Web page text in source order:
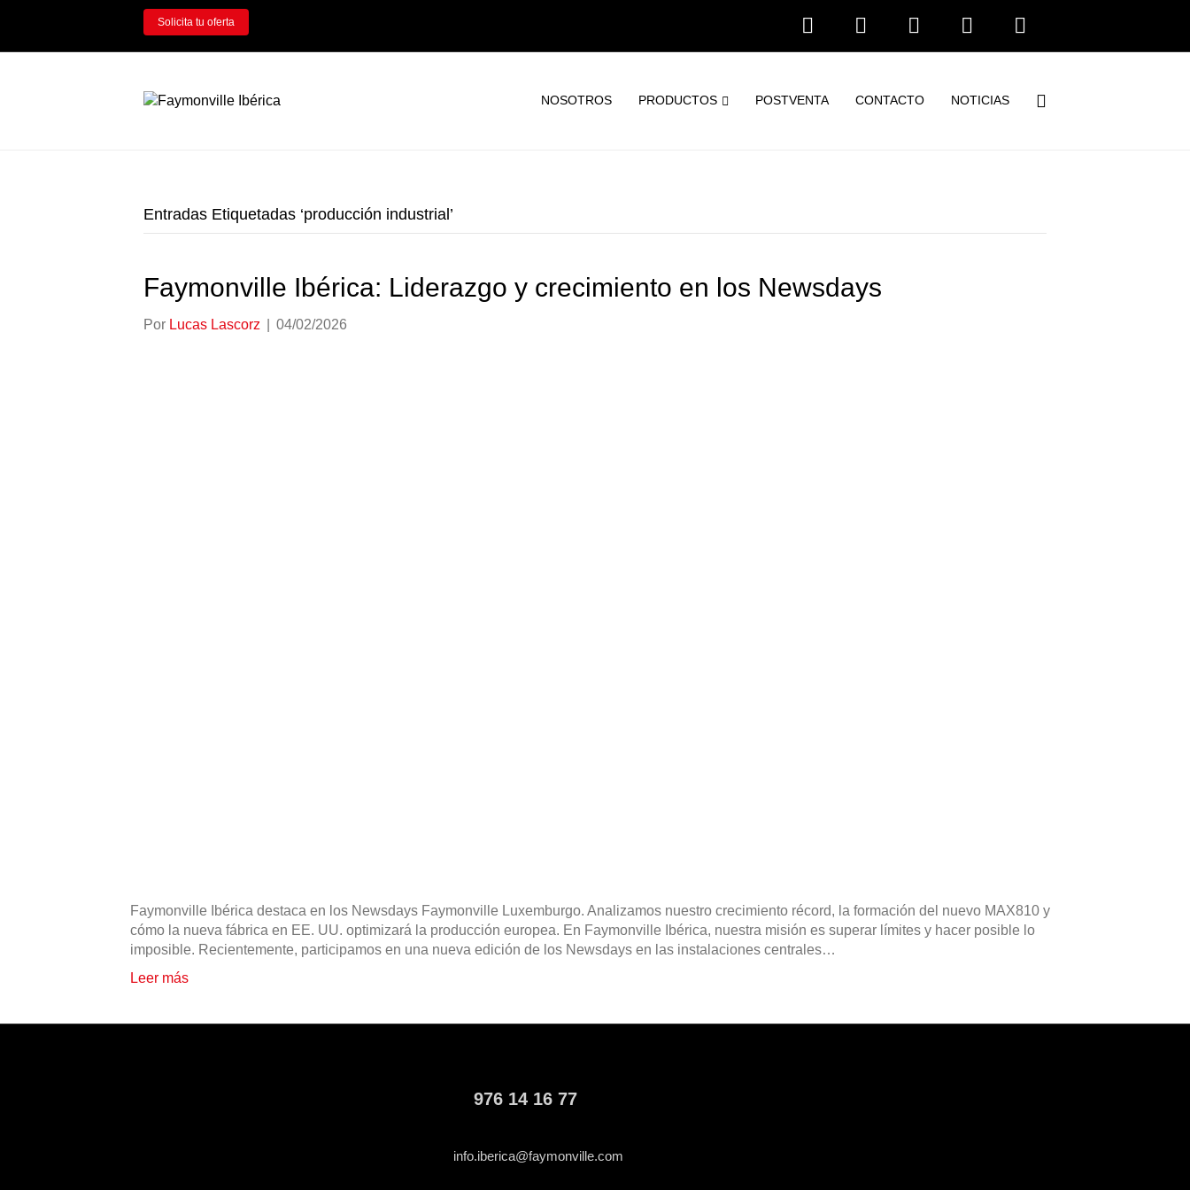
Solicita tu oferta FacebookLinkedinYoutubeInstagram
NOSOTROS PRODUCTOS POSTVENTA CONTACTO NOTICIAS
Entradas Etiquetadas ‘producción industrial’
Faymonville Ibérica: Liderazgo y crecimiento en los Newsdays
Por Lucas Lascorz 04/02/2026
Faymonville Ibérica destaca en los Newsdays Faymonville Luxemburgo. Analizamos nuestro crecimiento récord, la formación del nuevo MAX810 y
cómo la nueva fábrica en EE. UU. optimizará la producción europea. En Faymonville Ibérica, nuestra misión es superar límites y hacer posible lo
imposible. Recientemente, participamos en una nueva edición de los Newsdays en las instalaciones centrales…
Leer más
976 14 16 77
info.iberica@faymonville.com